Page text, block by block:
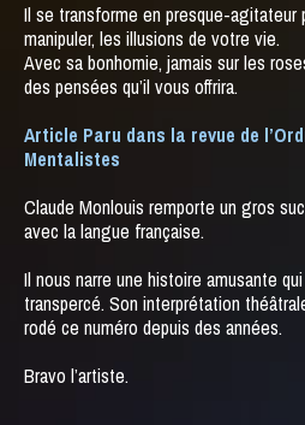
Il se transforme en presque-agitateur
manipuler, les illusions de votre vie.
Avec sa bonhomie, jamais sur les
des pensées qu’il vous offrira.
Article Paru dans la revue de
Mentalistes
Claude Monlouis remporte un gros
avec la langue française.
Il nous narre une histoire amusante
transpercé. Son interprétation
rodé ce numéro depuis des années.
Bravo l’artiste.